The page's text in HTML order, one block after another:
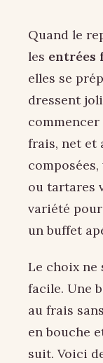
Quand le
les entrées
elles se
dressent
commencer
frais, net et
ou tartares
variété pour
un buffet
Le choix ne
facile. Une
au frais
en bouche
suit. Voici